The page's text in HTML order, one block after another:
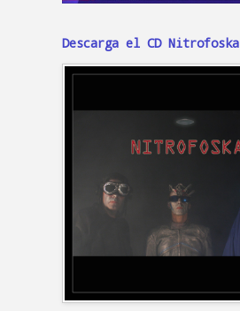
Descarga el CD Nitrofoska